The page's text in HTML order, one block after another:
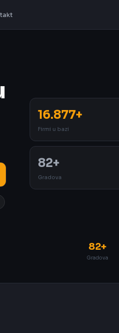
16.877+
Firmi u bazi
82+
Gradova
82+
Gradova